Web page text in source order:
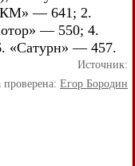
— 641; 2.
— 550; 4.
«Сатурн» — 457.
Источник:
проверена: Егор Бородин